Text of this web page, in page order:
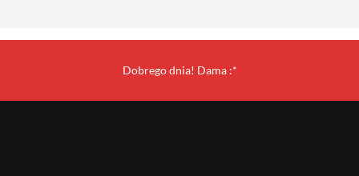
Dobrego dnia! Dama :*